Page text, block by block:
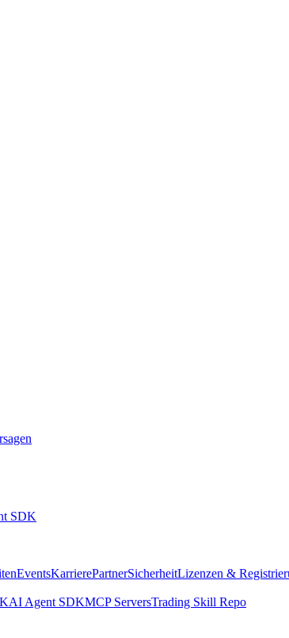
SDK
EventsKarrierePartnerSicherheitLizenzen &
AI Agent SDKMCP ServersTrading Skill Repo